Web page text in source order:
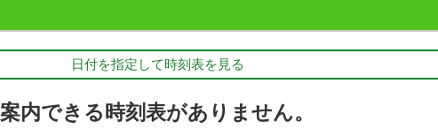
日付を指定して時刻表を見る
案内できる時刻表がありません。